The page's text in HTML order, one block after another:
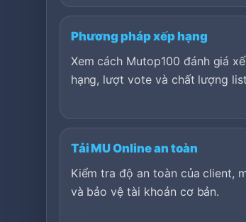
Phương pháp xếp hạng
Xem cách Mutop100 đánh giá
hạng, lượt vote và chất lượng
Tải MU Online an toàn
Kiểm tra độ an toàn của client,
và bảo vệ tài khoản cơ bản.